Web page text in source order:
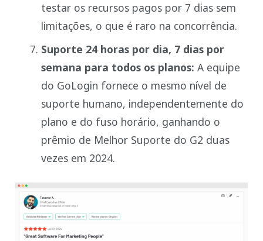
testar os recursos pagos por 7 dias sem
limitações, o que é raro na concorrência.
Suporte 24 horas por dia, 7 dias por
semana para todos os planos: A equipe
do GoLogin fornece o mesmo nível de
suporte humano, independentemente do
plano e do fuso horário, ganhando o
prêmio de Melhor Suporte do G2 duas
vezes em 2024.